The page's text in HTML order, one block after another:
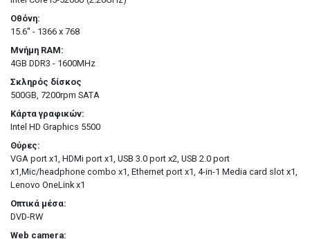
Οθόνη:
15.6'' - 1366 x 768
Μνήμη RAM:
4GB DDR3 - 1600MHz
Σκληρός δίσκος
500GB, 7200rpm SATA
Κάρτα γραφικών:
Intel HD Graphics 5500
Θύρες:
VGA port x1, HDMi port x1, USB 3.0 port x2, USB 2.0 port
x1,Mic/headphone combo x1, Ethernet port x1, 4-in-1 Media card slot x1,
Lenovo OneLink x1
Οπτικά μέσα:
DVD-RW
Web camera: